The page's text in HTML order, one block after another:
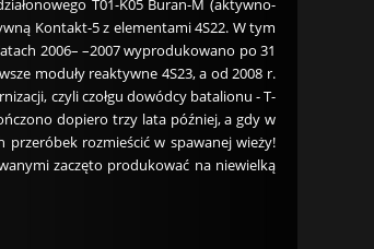
T01-K05 Buran-M (aktywno-
Kontakt-5 z elementami 4S22. W tym
2006– –2007 wyprodukowano po 31
moduły reaktywne 4S23, a od 2008 r.
czyli czołgu dowódcy batalionu - T-
dopiero trzy lata później, a gdy w
rozmieścić w spawanej wieży!
zaczęto produkować na niewielką